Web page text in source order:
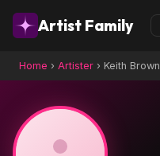
Artist Family
Home › Artister › Keith Brown